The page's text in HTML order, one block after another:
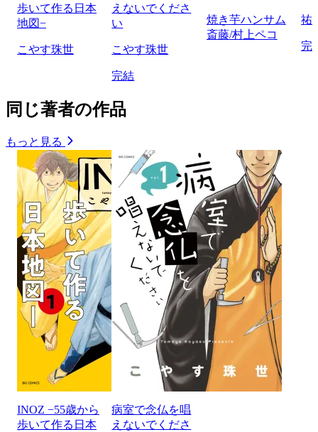
歩いて作る日本
地図−
こやす珠世
えないでくださ
い
こやす珠世
完結
焼き芋ハンサム
斎藤/村上ペコ
祐
完
同じ著者の作品
もっと見る
INOZ −55歳から
歩いて作る日本
病室で念仏を唱
えないでくださ